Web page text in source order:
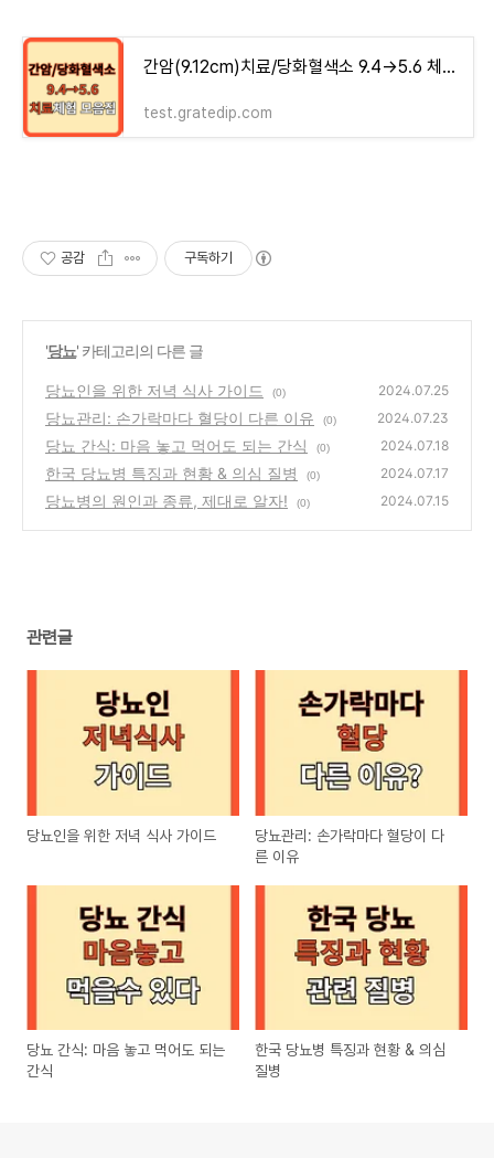
간암(9.12cm)치료/당화혈색소 9.4→5.6 체험기 모음집 - money-health
test.gratedip.com
공감 구독하기
'당뇨' 카테고리의 다른 글
당뇨인을 위한 저녁 식사 가이드 (0) 2024.07.25
당뇨관리: 손가락마다 혈당이 다른 이유 (0) 2024.07.23
당뇨 간식: 마음 놓고 먹어도 되는 간식 (0) 2024.07.18
한국 당뇨병 특징과 현황 & 의심 질병 (0) 2024.07.17
당뇨병의 원인과 종류, 제대로 알자! (0) 2024.07.15
관련글
당뇨인을 위한 저녁 식사 가이드
당뇨관리: 손가락마다 혈당이 다
른 이유
당뇨 간식: 마음 놓고 먹어도 되는
간식
한국 당뇨병 특징과 현황 & 의심
질병